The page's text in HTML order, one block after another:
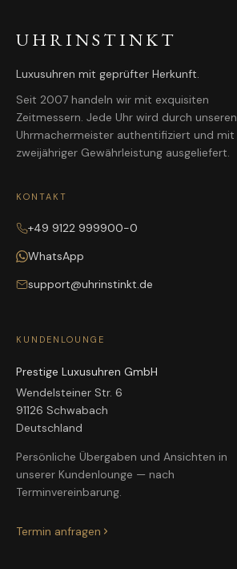
UHRINSTINKT
Luxusuhren mit geprüfter Herkunft.
Seit 2007 handeln wir mit exquisiten
Zeitmessern. Jede Uhr wird durch unseren
Uhrmachermeister authentifiziert und mit
zweijähriger Gewährleistung ausgeliefert.
KONTAKT
+49 9122 999900-0
WhatsApp
support@uhrinstinkt.de
KUNDENLOUNGE
Prestige Luxusuhren GmbH
Wendelsteiner Str. 6
91126 Schwabach
Deutschland
Persönliche Übergaben und Ansichten in
unserer Kundenlounge — nach
Terminvereinbarung.
Termin anfragen